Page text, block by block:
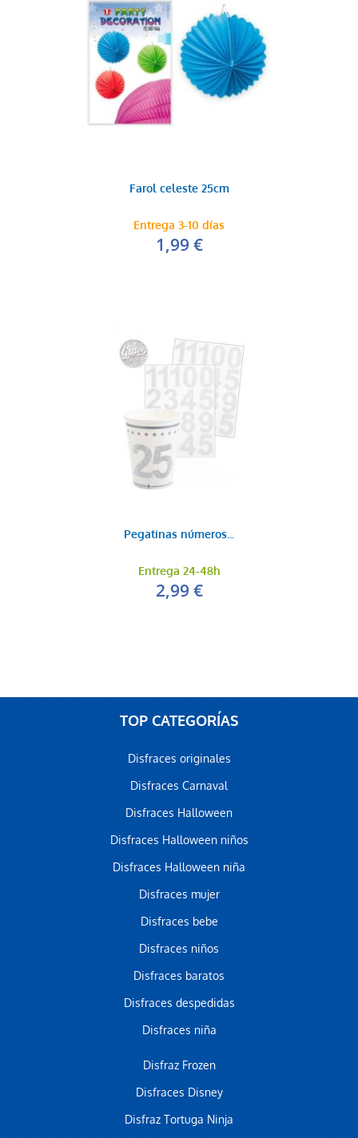
Farol celeste 25cm
Entrega 3-10 días
1,99 €
Pegatinas números...
Entrega 24-48h
2,99 €
TOP CATEGORÍAS
Disfraces originales
Disfraces Carnaval
Disfraces Halloween
Disfraces Halloween niños
Disfraces Halloween niña
Disfraces mujer
Disfraces bebe
Disfraces niños
Disfraces baratos
Disfraces despedidas
Disfraces niña
Disfraz Frozen
Disfraces Disney
Disfraz Tortuga Ninja